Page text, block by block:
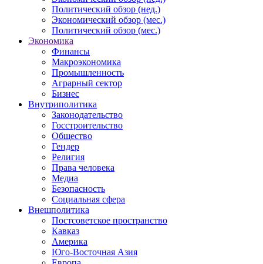
Политический обзор (нед.)
Экономический обзор (мес.)
Политический обзор (мес.)
Экономика
Финансы
Макроэкономика
Промышленность
Аграрный сектор
Бизнес
Внутриполитика
Законодательство
Госстроительство
Общество
Гендер
Религия
Права человека
Медиа
Безопасность
Социальная сфера
Внешполитика
Постсоветское пространство
Кавказ
Америка
Юго-Восточная Азия